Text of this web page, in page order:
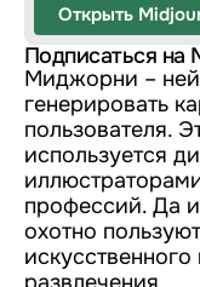
Открыть
Подписаться
Миджорни –
генерировать
пользователя.
используется
профессий. Да
охотно